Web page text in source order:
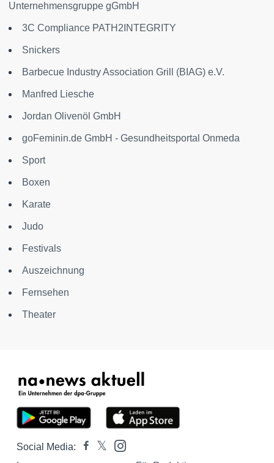
Unternehmensgruppe gGmbH
3C Compliance PATH2INTEGRITY
Snickers
Barbecue Industry Association Grill (BIAG) e.V.
Manfred Liesche
Jordan Olivenöl GmbH
goFeminin.de GmbH - Gesundheitsportal Onmeda
Sport
Boxen
Karate
Judo
Festivals
Auszeichnung
Fernsehen
Theater
Social Media: